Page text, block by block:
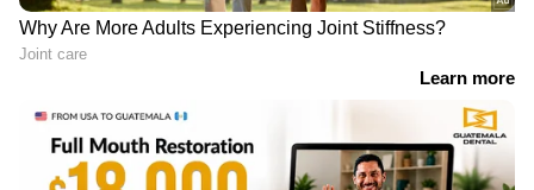
എല്ലാവർക്കും ശരണ്യ മതി': 'വേദിക'യുടെ
ഭര്‍ത്താവ്.!
Asianet News Live